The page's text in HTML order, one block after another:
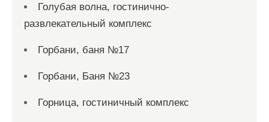
Голубая волна, гостинично-
развлекательный комплекс
Горбани, баня №17
Горбани, Баня №23
Горница, гостиничный комплекс